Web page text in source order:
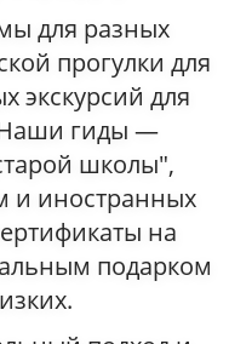
для разных
прогулки для
экскурсий для
гиды —
школы",
и иностранных
на
подарком